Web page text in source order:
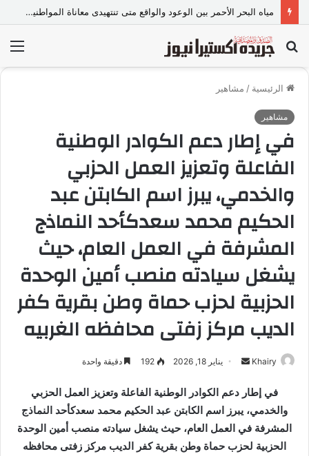
مياه البحر الأحمر بين الوعود والواقع متى تنتهيدى معاناة المواطنين مع الانقطاع المتكرر
بحث
عن
الرئيسية / مشاهير
مشاهير
في إطار دعم الكوادر الوطنية
الفاعلة وتعزيز العمل الحزبي
والخدمي، يبرز اسم الكابتن عبد
الحكيم محمد سعدكأحد النماذج
المشرفة في العمل العام، حيث
يشغل سيادته منصب أمين الوحدة
الحزبية لحزب حماة وطن بقرية كفر
الديب مركز زفتى محافظه الغربيه
Khairy
س
ل
ب
ر
يناير 18, 2026 192 دقيقة واحدة
في إطار دعم الكوادر الوطنية الفاعلة وتعزيز العمل الحزبي
والخدمي، يبرز اسم الكابتن عبد الحكيم محمد سعدكأحد النماذج
المشرفة في العمل العام، حيث يشغل سيادته منصب أمين الوحدة
الحزبية لحزب حماة وطن بقرية كفر الديب مركز زفتى محافظه